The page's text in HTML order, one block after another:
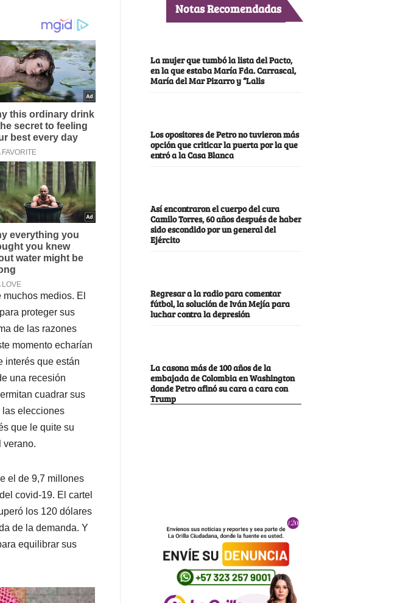
medios. El
proteger sus
de las razones
momento echarían
interés que están
una recesión
cuadrar sus
las elecciones
que le quite su
verano.
el de 9,7 millones
covid-19. El cartel
los 120 dólares
de la demanda. Y
equilibrar sus
Notas Recomendadas
La mujer que tumbó la lista del Pacto,
en la que estaba María Fda. Carrascal,
María del Mar Pizarro y “Lalis
Los opositores de Petro no tuvieron más
opción que criticar la puerta por la que
entró a la Casa Blanca
Así encontraron el cuerpo del cura
Camilo Torres, 60 años después de haber
sido escondido por un general del
Ejército
Regresar a la radio para comentar
fútbol, la solución de Iván Mejía para
luchar contra la depresión
La casona más de 100 años de la
embajada de Colombia en Washington
donde Petro afinó su cara a cara con
Trump